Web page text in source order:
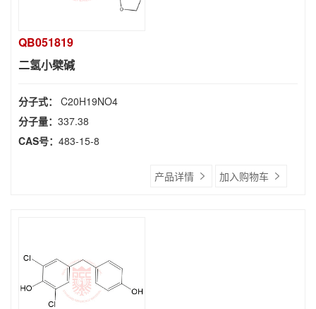
QB051819
二氢小檗碱
分子式： C20H19NO4
分子量： 337.38
CAS号： 483-15-8
产品详情 加入购物车